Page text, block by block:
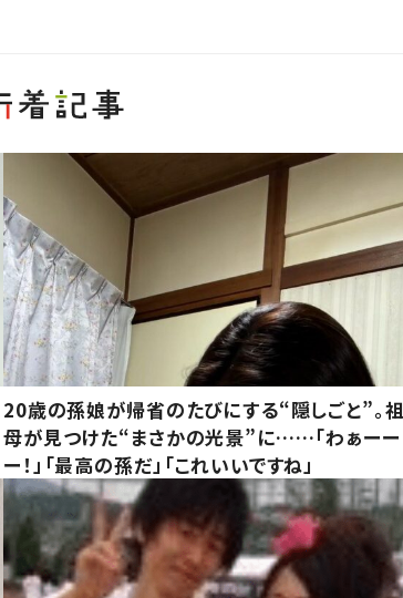
20歳の孫娘が帰省のたびにする“隠しごと”。祖
母が見つけた“まさかの光景”に……「わぁーー
ー！」「最高の孫だ」「これいいですね」